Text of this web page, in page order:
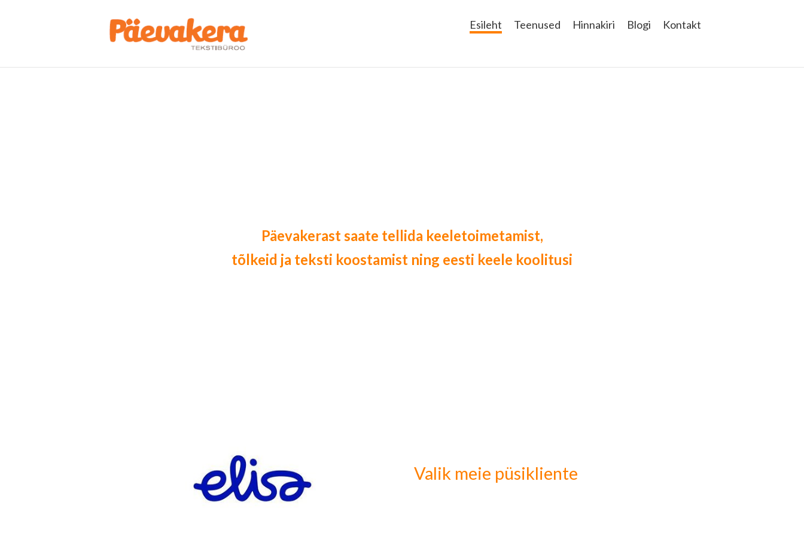
Esileht Teenused Hinnakiri Blogi Kontakt
Päevakerast saate tellida keeletoimetamist,
tõlkeid ja teksti koostamist ning eesti keele koolitusi
Valik meie püsikliente